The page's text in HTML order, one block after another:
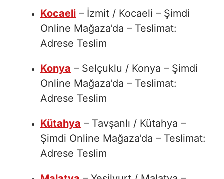
Kocaeli – İzmit / Kocaeli – Şimdi
Online Mağaza’da – Teslimat:
Adrese Teslim
Konya – Selçuklu / Konya – Şimdi
Online Mağaza’da – Teslimat:
Adrese Teslim
Kütahya – Tavşanlı / Kütahya –
Şimdi Online Mağaza’da – Teslimat:
Adrese Teslim